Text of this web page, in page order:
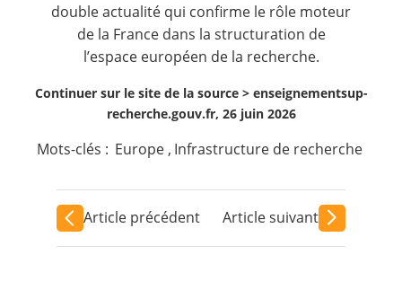
double actualité qui confirme le rôle moteur
de la France dans la structuration de
l’espace européen de la recherche.
Continuer sur le site de la source > enseignementsup-
recherche.gouv.fr, 26 juin 2026
Mots-clés : Europe , Infrastructure de recherche
Article précédent Article suivant